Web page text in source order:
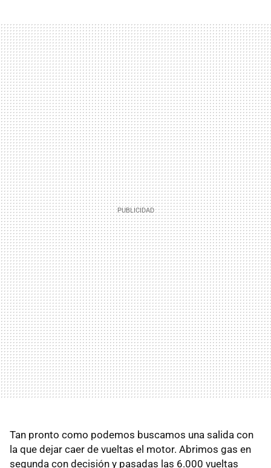
Tan pronto como podemos buscamos una salida con
la que dejar caer de vueltas el motor. Abrimos gas en
segunda con decisión y pasadas las 6.000 vueltas